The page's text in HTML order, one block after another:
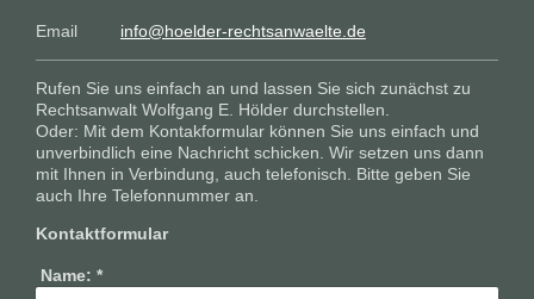
Email info@hoelder-rechtsanwaelte.de
Rufen Sie uns einfach an und lassen Sie sich zunächst zu
Rechtsanwalt Wolfgang E. Hölder durchstellen.
Oder: Mit dem Kontakformular können Sie uns einfach und
unverbindlich eine Nachricht schicken. Wir setzen uns dann
mit Ihnen in Verbindung, auch telefonisch. Bitte geben Sie
auch Ihre Telefonnummer an.
Kontaktformular
Name: *